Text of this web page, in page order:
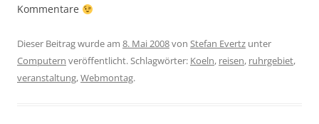
Kommentare
Dieser Beitrag wurde am 8. Mai 2008von Stefan Evertz unter
Computern veröffentlicht. Schlagwörter: Koeln, reisen, ruhrgebiet,
veranstaltung,Webmontag.